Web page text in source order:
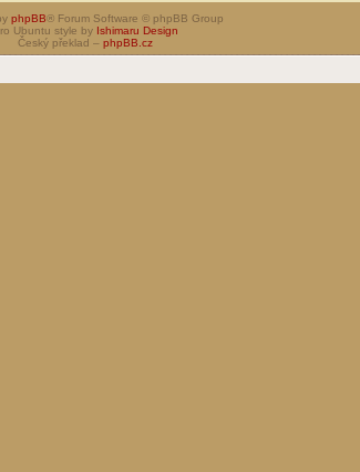
phpBB® Forum Software © phpBB Group
Ubuntu style by Ishimaru Design
Český překlad – phpBB.cz